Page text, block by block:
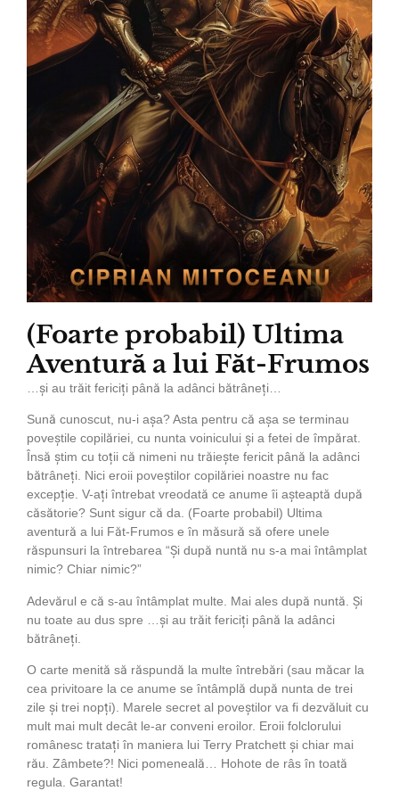
(Foarte probabil) Ultima
Aventură a lui Făt-Frumos
…și au trăit fericiți până la adânci bătrâneți…
Sună cunoscut, nu-i așa? Asta pentru că așa se terminau
poveștile copilăriei, cu nunta voinicului și a fetei de împărat.
Însă știm cu toții că nimeni nu trăiește fericit până la adânci
bătrâneți. Nici eroii poveștilor copilăriei noastre nu fac
excepție. V-ați întrebat vreodată ce anume îi așteaptă după
căsătorie? Sunt sigur că da. (Foarte probabil) Ultima
aventură a lui Făt-Frumos e în măsură să ofere unele
răspunsuri la întrebarea “Și după nuntă nu s-a mai întâmplat
nimic? Chiar nimic?”
Adevărul e că s-au întâmplat multe. Mai ales după nuntă. Și
nu toate au dus spre …și au trăit fericiți până la adânci
bătrâneți.
O carte menită să răspundă la multe întrebări (sau măcar la
cea privitoare la ce anume se întâmplă după nunta de trei
zile și trei nopți). Marele secret al poveștilor va fi dezvăluit cu
mult mai mult decât le-ar conveni eroilor. Eroii folclorului
românesc tratați în maniera lui Terry Pratchett și chiar mai
rău. Zâmbete?! Nici pomeneală… Hohote de râs în toată
regula. Garantat!